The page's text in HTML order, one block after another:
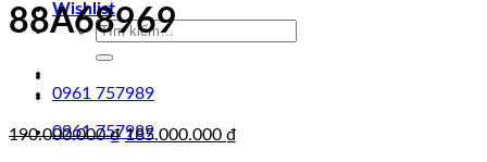
Wishlist
Tìm
0961 757989
0961 757989
88A68969
190.000.000₫ Giá
185.000.000 ₫